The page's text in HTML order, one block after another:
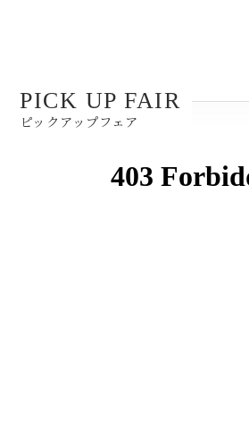
PICK UP FAIR
ピックアップフェア